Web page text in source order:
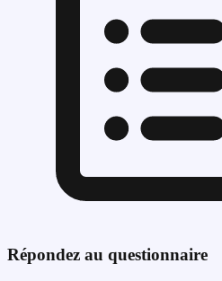
Répondez au questionnaire